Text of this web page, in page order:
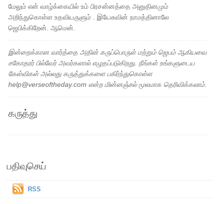
மேலும் என் வாழ்க்கையில் உம் பிரசன்னத்தை அனுதினமும்
அறிந்துகொள்ள உதவியருளும் . இயேசுவின் நாமத்தினாலே
ஜெபிக்கிறேன். ஆமென்.
இன்றைக்கான வார்த்தை அதின் கருப்பொருள் மற்றும் ஜெபம் ஆகியவை
சகோதரர் பில்வேர் அவர்களால் எழுதப்படுகிறது. நீங்கள் உங்களுடைய
கேள்விகள் அல்லது கருத்துக்களை பகிர்ந்துகொள்ள
help@verseoftheday.com என்ற மின்னஞ்சல் மூலமாக தெரிவிக்கலாம்.
கருத்து
பதிவுசெய்
RSS